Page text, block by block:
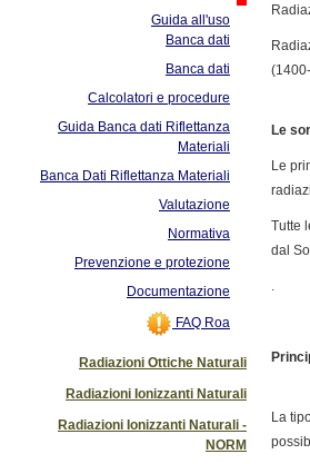
Guida all'uso
Banca dati
Banca dati
Calcolatori e procedure
Guida Banca dati Riflettanza
Materiali
Banca Dati Riflettanza Materiali
Valutazione
Normativa
Prevenzione e protezione
Documentazione
FAQ Roa
Radiazioni Ottiche Naturali
Radiazioni Ionizzanti Naturali
Radiazioni Ionizzanti Naturali -
NORM
Le
Le
Tutte
dal
.
La